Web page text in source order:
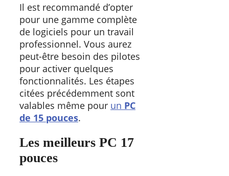
Il est recommandé d’opter
pour une gamme complète
de logiciels pour un travail
professionnel. Vous aurez
peut-être besoin des pilotes
pour activer quelques
fonctionnalités. Les étapes
citées précédemment sont
valables même pour un PC
de 15 pouces.
Les meilleurs PC 17
pouces